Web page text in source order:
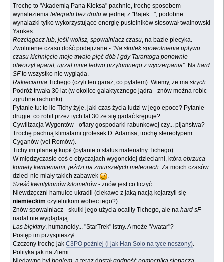
Trochę to "Akademią Pana Kleksa" pachnie, trochę sposobem
wynalezieniatelegrafu bez drutu w jednej z "Bajek...", podobne
wynalazki tylko wykorzystujące energię pustelników stosował twainowski
Yankes.
Rozciągacz lub, jeśli wolisz, spowalniacz czasu, na bazie piecyka.
Zwolnienie czasu dość podejrzane - "Na skutek spowolnienia upływu
czasu kichnięcie moje trwało pięć dób i gdy Tarantoga ponownie
otworzył aparat, ujrzał mnie ledwo przytomnego z wyczerpania". Nahard
SFto wszystko nie wygląda.
Rakieciarnia Tichego (czyli ten garaż, co pytałem). Wiemy, że mastrych.
Podróż trwała 30 lat (w okolice galaktycznego jądra - znów można robic
zgrubne rachunki).
Pytanie tu: to ile Tichy żyje, jaki czas życia ludzi w jego epoce? Pytanie
drugie: co robił przez tych lat 30 że się gadać krępuje?
Cywilizacja Wygontów - ofiary gospodarki rabunkowej czy... pijaństwa?
Trochę pachną klimatami grotesek D. Adamsa, trochę stereotypem
Cyganów (vel Romów).
Tichy im planetę kupił (pytanie o status materialny Tichego).
W międzyczasie coś o obyczajach wygonckiej dzieciarni, któraobrzuca
komety kamieniami, jeździ na zmurszałych meteorach. Za moich czasów
dzieci nie miały takich zabawek
.
Sześć kwintylionów kilometrów- znów jest co liczyć...
Niewdzęczni hamulce ukradli (ciekawe z jaką nacją kojarzyli się
niemieckim czytelnikom wobec tego?).
Znów spowalniacz - skutki jego użycia ocaliły Tichego, ale nahard sF
nadal nie wyglądają.
Las błękitny, humanoidy... "StarTrek" istny. A może "Avatar"?
Postęp im przyspieszył.
Czczony trochę jakC3PO poźniej (i jak Han Solo na tyce noszony).
Polityka jak na Ziemi.